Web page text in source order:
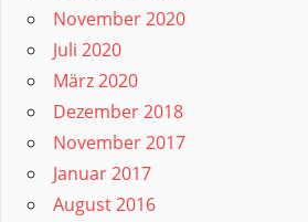
November 2020
Juli 2020
März 2020
Dezember 2018
November 2017
Januar 2017
August 2016